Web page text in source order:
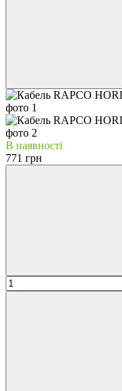
В наявності
771 грн